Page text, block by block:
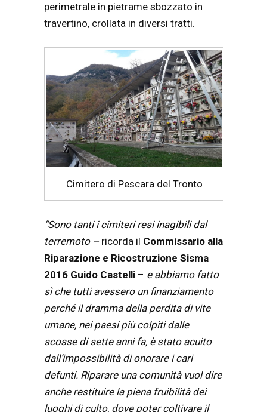
perimetrale in pietrame sbozzato in
travertino, crollata in diversi tratti.
Cimitero di Pescara del Tronto
“Sono tanti i cimiteri resi inagibili dal
terremoto –ricorda il Commissario alla
Riparazione e Ricostruzione Sisma
2016 Guido Castelli – e abbiamo fatto
sì che tutti avessero un finanziamento
perché il dramma della perdita di vite
umane, nei paesi più colpiti dalle
scosse di sette anni fa, è stato acuito
dall’impossibilità di onorare i cari
defunti. Riparare una comunità vuol dire
anche restituire la piena fruibilità dei
luoghi di culto, dove poter coltivare il